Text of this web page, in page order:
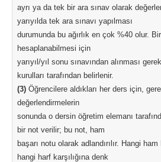
ayrı ya da tek bir ara sınav olarak
yarıyılda tek ara sınavı yapılması
durumunda bu ağırlık en çok %40 olur.
hesaplanabilmesi için
yarıyıl/yıl sonu sınavından alınması
kurulları tarafından belirlenir.
(3) Öğrencilere aldıkları her ders için,
değerlendirmelerin
sonunda o dersin öğretim elemanı
bir not verilir; bu not, ham
başarı notu olarak adlandırılır. Hangi ham
hangi harf karşılığına denk